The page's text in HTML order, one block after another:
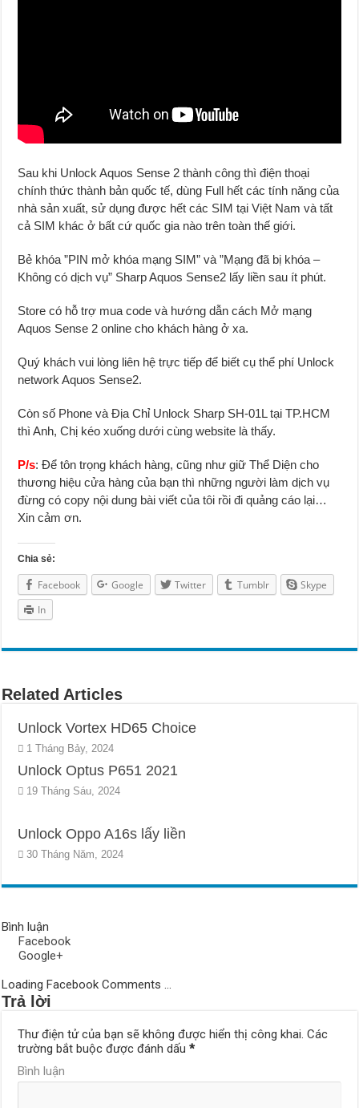
Sau khi Unlock Aquos Sense 2 thành công thì điện thoại
chính thức thành bản quốc tế, dùng Full hết các tính năng của
nhà sản xuất, sử dụng được hết các SIM tại Việt Nam và tất
cả SIM khác ở bất cứ quốc gia nào trên toàn thế giới.
Bẻ khóa ”PIN mở khóa mạng SIM” và ”Mạng đã bị khóa –
Không có dịch vụ” Sharp Aquos Sense2 lấy liền sau ít phút.
Store có hỗ trợ mua code và hướng dẫn cách Mở mạng
Aquos Sense 2 online cho khách hàng ở xa.
Quý khách vui lòng liên hệ trực tiếp để biết cụ thể phí Unlock
network Aquos Sense2.
Còn số Phone và Địa Chỉ Unlock Sharp SH-01L tại TP.HCM
thì Anh, Chị kéo xuống dưới cùng website là thấy.
P/s: Để tôn trọng khách hàng, cũng như giữ Thể Diện cho
thương hiệu cửa hàng của bạn thì những người làm dịch vụ
đừng có copy nội dung bài viết của tôi rồi đi quảng cáo lại…
Xin cảm ơn.
Chia sẻ:
Facebook Google Twitter Tumblr
Skype
In
Related Articles
Unlock Vortex HD65 Choice
1 Tháng Bảy, 2024
Unlock Optus P651 2021
19 Tháng Sáu, 2024
Unlock Oppo A16s lấy liền
30 Tháng Năm, 2024
Bình luận
Facebook
Google+
Loading Facebook Comments ...
Trả lời
Thư điện tử của bạn sẽ không được hiển thị công khai. Các
trường bắt buộc được đánh dấu*
Bình luận